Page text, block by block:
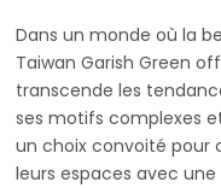
Dans un monde où la
Taiwan Garish Green
transcende les
ses motifs complexes
un choix convoité pour
leurs espaces avec